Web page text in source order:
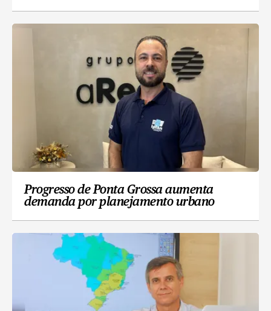
Progresso de Ponta Grossa aumenta
demanda por planejamento urbano